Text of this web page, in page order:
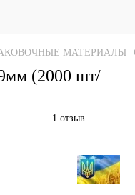
МАТЕРИАЛЫ
(2000 шт/
1 отзыв